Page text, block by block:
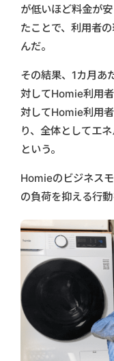
が低いほど料金が
たことで、利用者
んだ。
その結果、1カ月あ
対してHomie利用
対してHomie利用
り、全体としてエ
という。
Homieのビジネス
の負荷を抑える行動